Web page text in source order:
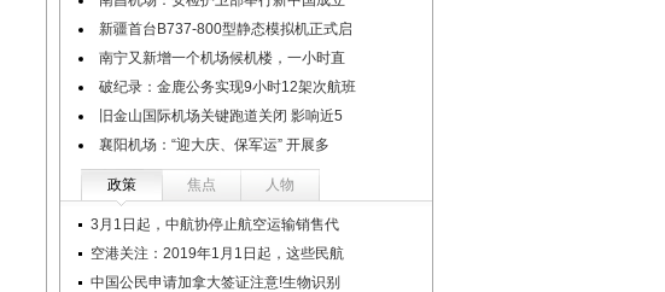
新疆首台B737-800型静态模拟机正式启
南宁又新增一个机场候机楼，一小时直
破纪录：金鹿公务实现9小时12架次航班
旧金山国际机场关键跑道关闭 影响近5
襄阳机场：“迎大庆、保军运” 开展多
政策 焦点 人物
3月1日起，中航协停止航空运输销售代
空港关注：2019年1月1日起，这些民航
中国公民申请加拿大签证注意!生物识别